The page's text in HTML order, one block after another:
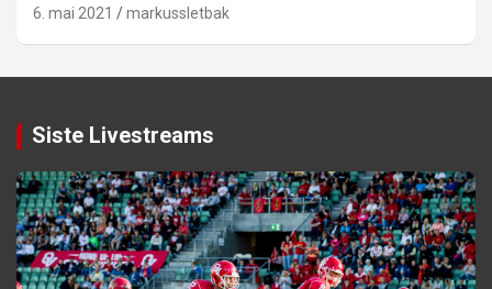
6. mai 2021 markussletbak
Siste Livestreams